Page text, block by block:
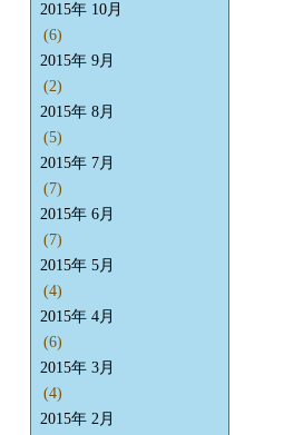
2015年 10月
(6)
2015年 9月
(2)
2015年 8月
(5)
2015年 7月
(7)
2015年 6月
(7)
2015年 5月
(4)
2015年 4月
(6)
2015年 3月
(4)
2015年 2月